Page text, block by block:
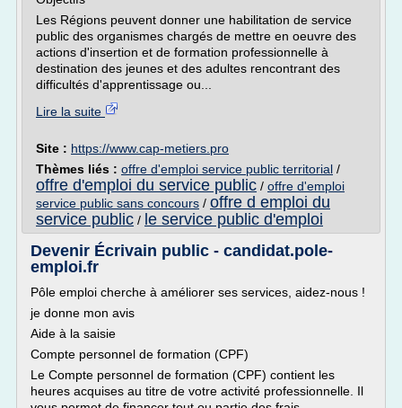
Les Régions peuvent donner une habilitation de service
public des organismes chargés de mettre en oeuvre des
actions d'insertion et de formation professionnelle à
destination des jeunes et des adultes rencontrant des
difficultés d'apprentissage ou...
Lire la suite
Site : https://www.cap-metiers.pro
Thèmes liés : offre d'emploi service public territorial /
offre d'emploi du service public / offre d'emploi
service public sans concours / offre d emploi du
service public / le service public d'emploi
Devenir Écrivain public - candidat.pole-
emploi.fr
Pôle emploi cherche à améliorer ses services, aidez-nous !
je donne mon avis
Aide à la saisie
Compte personnel de formation (CPF)
Le Compte personnel de formation (CPF) contient les
heures acquises au titre de votre activité professionnelle. Il